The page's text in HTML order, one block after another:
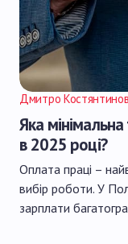
Дмитро
Яка
в 2025 році?
Оплата праці –
вибір роботи. У
зарплати